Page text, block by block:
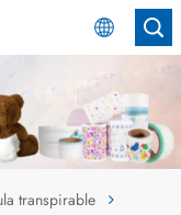
Español
transpirable